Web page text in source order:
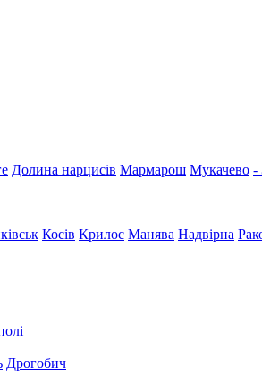
Долина нарцисів Мармарош Мукачево -
Косів Крилос Манява Надвірна
Дрогобич